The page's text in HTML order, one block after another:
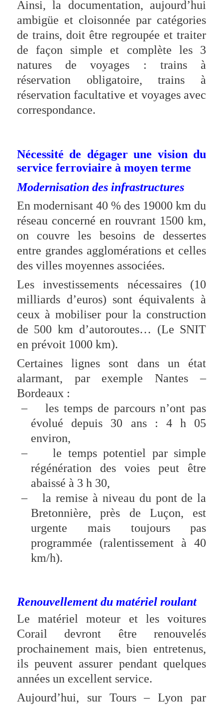
Ainsi, la documentation, aujourd’hui
ambigüe et cloisonnée par catégories
de trains, doit être regroupée et traiter
de façon simple et complète les 3
natures de voyages : trains à
réservation obligatoire, trains à
réservation facultative et voyages avec
correspondance.
Nécessité de dégager une vision du
service ferroviaire à moyen terme
Modernisation des infrastructures
En modernisant 40 % des 19000 km du
réseau concerné en rouvrant 1500 km,
on couvre les besoins de dessertes
entre grandes agglomérations et celles
des villes moyennes associées.
Les investissements nécessaires (10
milliards d’euros) sont équivalents à
ceux à mobiliser pour la construction
de 500 km d’autoroutes… (Le SNIT
en prévoit 1000 km).
Certaines lignes sont dans un état
alarmant, par exemple Nantes –
Bordeaux :
–
les temps de parcours n’ont pas
évolué depuis 30 ans : 4 h 05
environ,
–
le temps potentiel par simple
régénération des voies peut être
abaissé à 3 h 30,
–
la remise à niveau du pont de la
Bretonnière, près de Luçon, est
urgente mais toujours pas
programmée (ralentissement à 40
km/h).
Renouvellement du matériel roulant
Le matériel moteur et les voitures
Corail devront être renouvelés
prochainement mais, bien entretenus,
ils peuvent assurer pendant quelques
années un excellent service.
Aujourd’hui, sur Tours – Lyon par